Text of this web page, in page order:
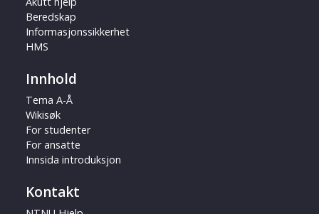
Beredskap
Informasjonssikkerhet
HMS
Innhold
Tema A-Å
Wikisøk
For studenter
For ansatte
Innsida introduksjon
Kontakt